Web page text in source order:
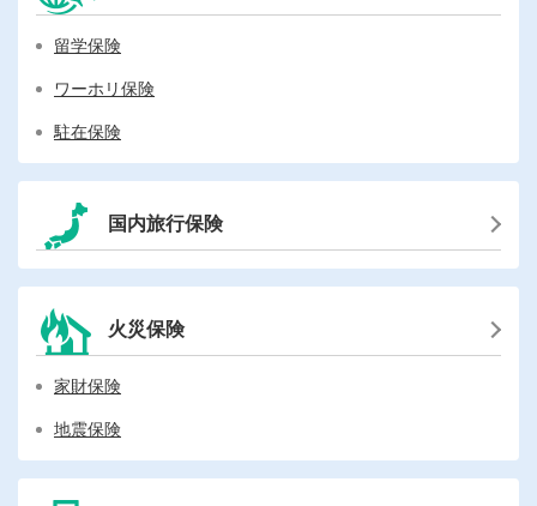
留学保険
ワーホリ保険
駐在保険
国内旅行保険
火災保険
家財保険
地震保険